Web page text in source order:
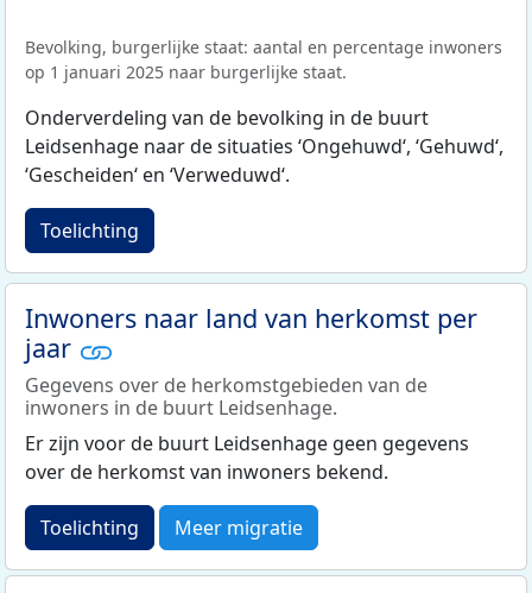
Bevolking, burgerlijke staat: aantal en percentage inwoners
op 1 januari 2025 naar burgerlijke staat.
Onderverdeling van de bevolking in de buurt
Leidsenhage naar de situaties ‘Ongehuwd‘, ‘Gehuwd‘,
‘Gescheiden‘ en ‘Verweduwd‘.
Toelichting
Inwoners naar land van herkomst per
jaar
Gegevens over de herkomstgebieden van de
inwoners in de buurt Leidsenhage.
Er zijn voor de buurt Leidsenhage geen gegevens
over de herkomst van inwoners bekend.
Toelichting Meer migratie